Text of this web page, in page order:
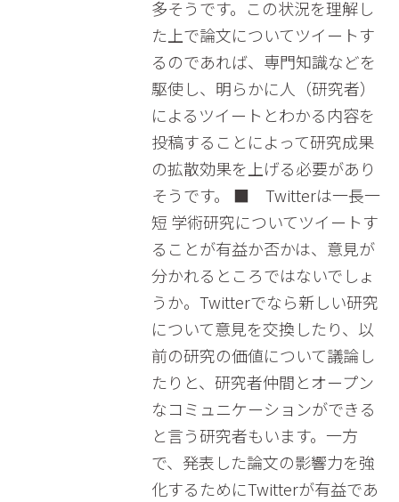
多そうです。この状況を理解し
た上で論文についてツイートす
るのであれば、専門知識などを
駆使し、明らかに人（研究者）
によるツイートとわかる内容を
投稿することによって研究成果
の拡散効果を上げる必要があり
そうです。 ■ Twitterは一長一
短 学術研究についてツイートす
ることが有益か否かは、意見が
分かれるところではないでしょ
うか。Twitterでなら新しい研究
について意見を交換したり、以
前の研究の価値について議論し
たりと、研究者仲間とオープン
なコミュニケーションができる
と言う研究者もいます。一方
で、発表した論文の影響力を強
化するためにTwitterが有益であ